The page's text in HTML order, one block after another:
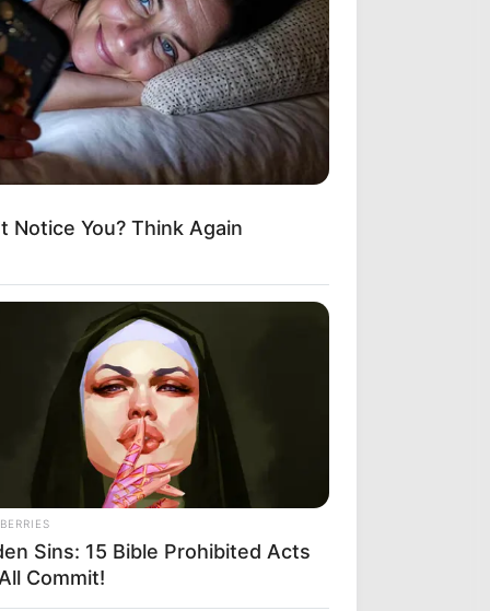
Notice You? Think Again
Sins: 15 Bible Prohibited Acts
Commit!